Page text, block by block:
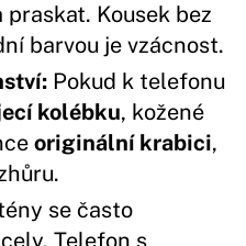
Kousek bez
barvou je vzácnost.
Pokud k telefonu
kolébku, kožené
originální krabici,
se často